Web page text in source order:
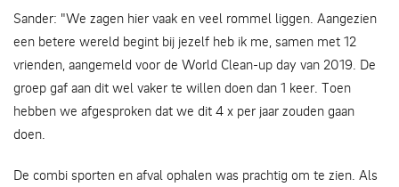
Sander: "We zagen hier vaak en veel rommel liggen. Aangezien
een betere wereld begint bij jezelf heb ik me, samen met 12
vrienden, aangemeld voor de World Clean-up day van 2019. De
groep gaf aan dit wel vaker te willen doen dan 1 keer. Toen
hebben we afgesproken dat we dit 4 x per jaar zouden gaan
doen.
De combi sporten en afval ophalen was prachtig om te zien. Als